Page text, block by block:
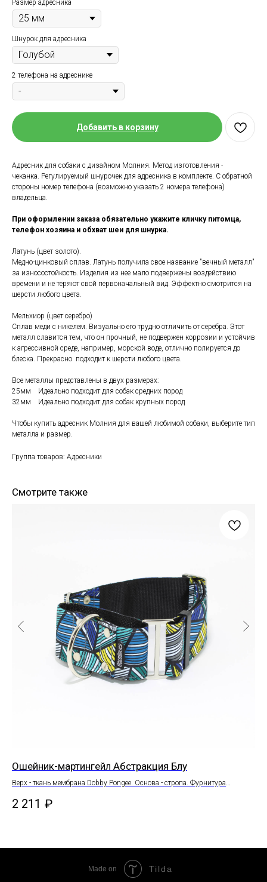
Размер адресника
Шнурок для адресника
2 телефона на адреснике
Добавить в корзину
Адресник для собаки с дизайном Молния. Метод изготовления -
чеканка. Регулируемый шнурочек для адресника в комплекте. С обратной
стороны номер телефона (возможно указать 2 номера телефона)
владельца.
При оформлении заказа обязательно укажите кличку питомца,
телефон хозяина и обхват шеи для шнурка.
Латунь (цвет золото).
Медно-цинковый сплав. Латунь получила свое название "вечный металл"
за износостойкость. Изделия из нее мало подвержены воздействию
времени и не теряют свой первоначальный вид. Эффектно смотрится на
шерсти любого цвета.
Мельхиор (цвет серебро)
Сплав меди с никелем. Визуально его трудно отличить от серебра. Этот
металл славится тем, что он прочный, не подвержен коррозии и устойчив
к агрессивной среде, например, морской воде, отлично полируется до
блеска. Прекрасно подходит к шерсти любого цвета.
Все металлы представлены в двух размерах:
25мм Идеально подходит для собак средних пород
32мм Идеально подходит для собак крупных пород
Чтобы купить адресник Молния для вашей любимой собаки, выберите тип
металла и размер.
Группа товаров: Адресники
Смотрите также
Ошейник-мартингейл Абстракция Блу
Верх - ткань мембрана Dobby Pongee. Основа - стропа. Фурнитура
2 211 ₽
Made on Tilda